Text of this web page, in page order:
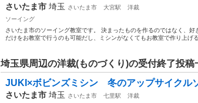
さいたま市 埼玉 さいたま市 大宮駅
洋裁
ソーイング
さいたま市のソーイング教室です。 決まったものを作るのではなく、
だけをお教室で行うのも可能だし、ミシンがなくてもお教室で作り上げ
埼玉県周辺の洋裁(ものづくり)の受付終了投稿
JUKI×ボビンズミシン 冬のアップサイクル
さいたま市 埼玉 さいたま市 七里駅
洋裁